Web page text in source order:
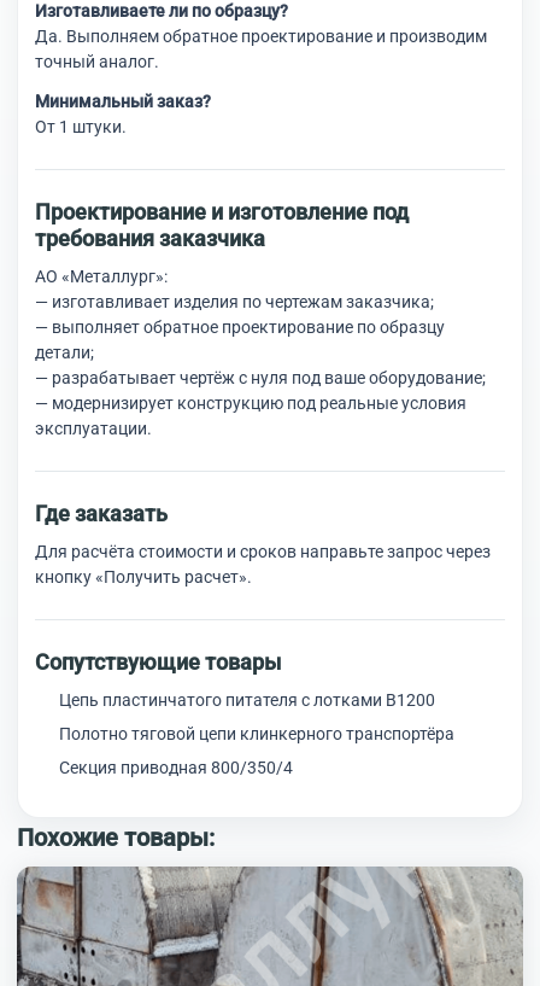
Изготавливаете ли по образцу?
Да. Выполняем обратное проектирование и производим
точный аналог.
Минимальный заказ?
От 1 штуки.
Проектирование и изготовление под
требования заказчика
АО «Металлург»:
— изготавливает изделия по чертежам заказчика;
— выполняет обратное проектирование по образцу
детали;
— разрабатывает чертёж с нуля под ваше оборудование;
— модернизирует конструкцию под реальные условия
эксплуатации.
Где заказать
Для расчёта стоимости и сроков направьте запрос через
кнопку «Получить расчет».
Сопутствующие товары
Цепь пластинчатого питателя с лотками В1200
Полотно тяговой цепи клинкерного транспортёра
Секция приводная 800/350/4
Похожие товары: